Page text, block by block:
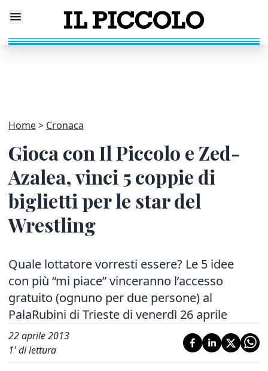
Home Cronaca
Gioca con Il Piccolo e Zed-
Azalea, vinci 5 coppie di
biglietti per le star del
Wrestling
Quale lottatore vorresti essere? Le 5 idee
con più “mi piace” vinceranno l’accesso
gratuito (ognuno per due persone) al
PalaRubini di Trieste di venerdì 26 aprile
22 aprile 2013
1' di lettura